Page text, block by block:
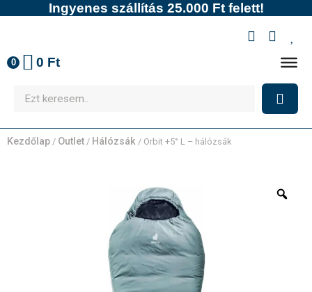
Ingyenes szállítás 25.000 Ft felett!
0 0 Ft
Kezdőlap / Outlet / Hálózsák / Orbit +5° L – hálózsák